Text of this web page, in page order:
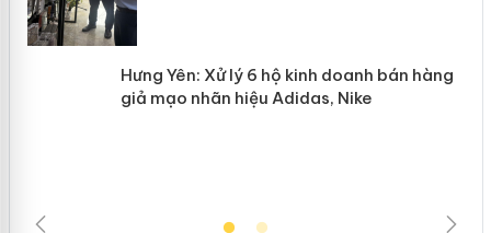
Hưng Yên: Xử lý 6 hộ kinh doanh bán
hàng giả mạo nhãn hiệu Adidas, Nike